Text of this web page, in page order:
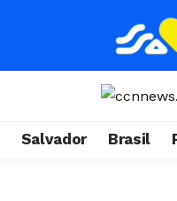
Salvador Brasil